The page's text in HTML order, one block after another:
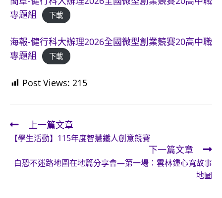
專題組
下載
海報-健行科大辦理2026全國微型創業競賽20高中職
專題組
下載
Post Views: 215
Read
more
articles
上一篇文章
【學生活動】115年度智慧鐵人創意競賽
下一篇文章
白恐不迷路地圖在地篇分享會—第一場：雲林鍾心寬故事
地圖